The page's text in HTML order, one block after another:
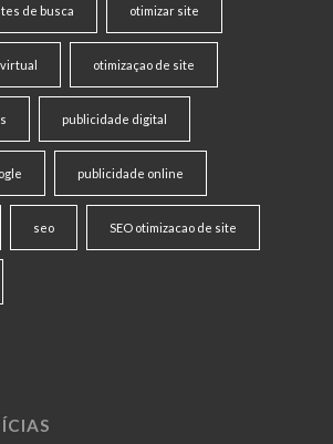
de busca otimizar site
otimizaçao de site
publicidade digital
publicidade online
seo SEO otimizacao de site